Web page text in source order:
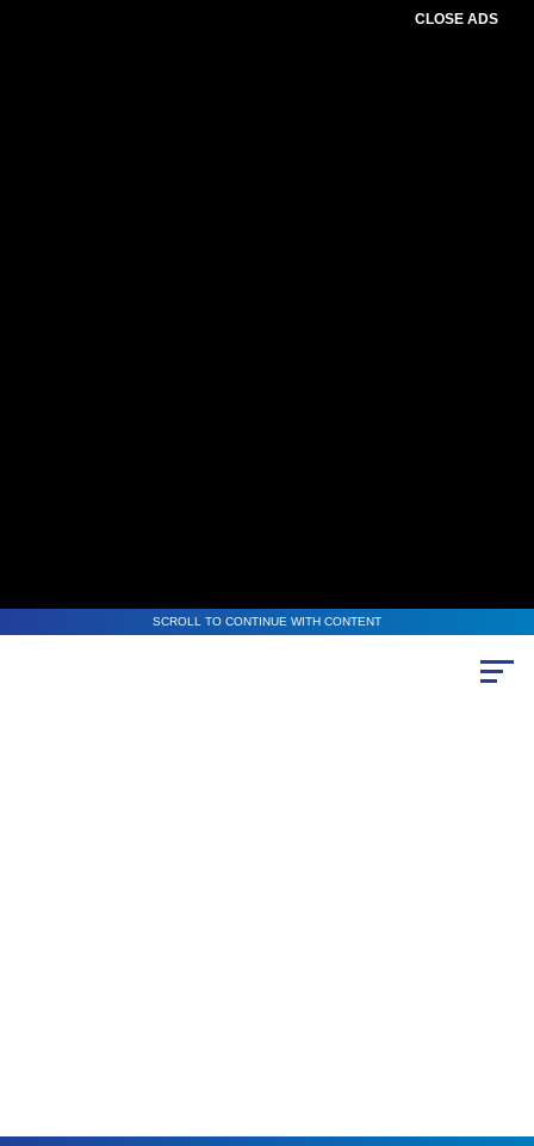
CLOSE ADS
SCROLL TO CONTINUE WITH CONTENT